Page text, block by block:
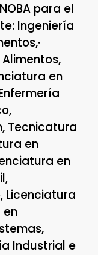
para el
Ingeniería
en
Tecnicatura
en
en
Licenciatura
en
Industrial e